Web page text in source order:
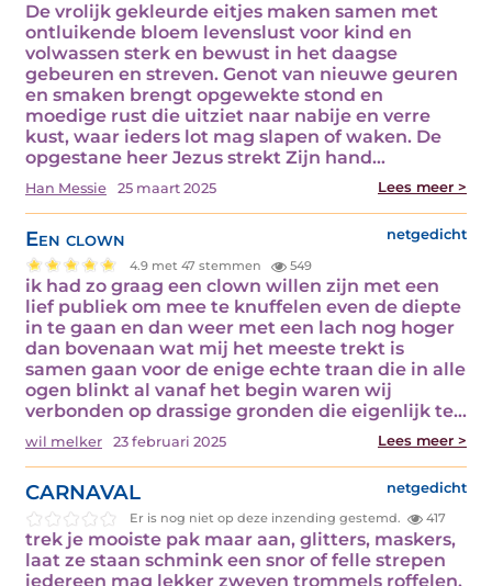
De vrolijk gekleurde eitjes maken samen met
ontluikende bloem levenslust voor kind en
volwassen sterk en bewust in het daagse
gebeuren en streven. Genot van nieuwe geuren
en smaken brengt opgewekte stond en
moedige rust die uitziet naar nabije en verre
kust, waar ieders lot mag slapen of waken. De
opgestane heer Jezus strekt Zijn hand…
Han Messie 25 maart 2025 Lees meer >
Een clown netgedicht
4.9 met 47 stemmen 549
ik had zo graag een clown willen zijn met een
lief publiek om mee te knuffelen even de diepte
in te gaan en dan weer met een lach nog hoger
dan bovenaan wat mij het meeste trekt is
samen gaan voor de enige echte traan die in alle
ogen blinkt al vanaf het begin waren wij
verbonden op drassige gronden die eigenlijk te…
wil melker 23 februari 2025 Lees meer >
CARNAVAL netgedicht
Er is nog niet op deze inzending gestemd. 417
trek je mooiste pak maar aan, glitters, maskers,
laat ze staan schmink een snor of felle strepen
iedereen mag lekker zweven trommels roffelen,